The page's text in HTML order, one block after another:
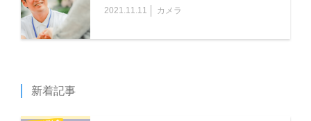
2021.11.11 カメラ
新着記事